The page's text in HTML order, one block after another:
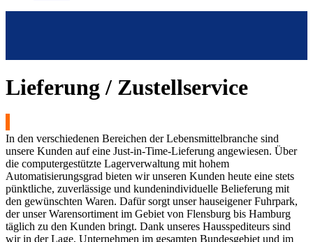
Lieferung / Zustellservice
In den verschiedenen Bereichen der Lebensmittelbranche sind
unsere Kunden auf eine Just-in-Time-Lieferung angewiesen. Über
die computergestützte Lagerverwaltung mit hohem
Automatisierungsgrad bieten wir unseren Kunden heute eine stets
pünktliche, zuverlässige und kundenindividuelle Belieferung mit
den gewünschten Waren. Dafür sorgt unser hauseigener Fuhrpark,
der unser Warensortiment im Gebiet von Flensburg bis Hamburg
täglich zu den Kunden bringt. Dank unseres Hausspediteurs sind
wir in der Lage, Unternehmen im gesamten Bundesgebiet und im